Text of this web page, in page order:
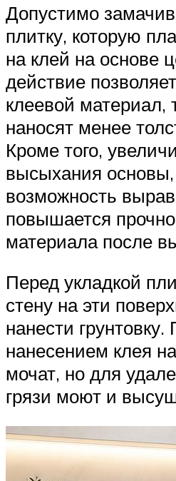
Допустимо
плитку, которую
на клей на основе
действие
клеевой материал,
наносят менее
Кроме того,
высыхания основы,
возможность
повышается
материала после
Перед укладкой
стену на эти
нанести грунтовку.
нанесением клея
мочат, но для
грязи моют и